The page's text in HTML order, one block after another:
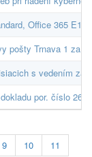
Office 365 E1
pošty Trnava 1 za
s vedením
por. číslo
9 10 11